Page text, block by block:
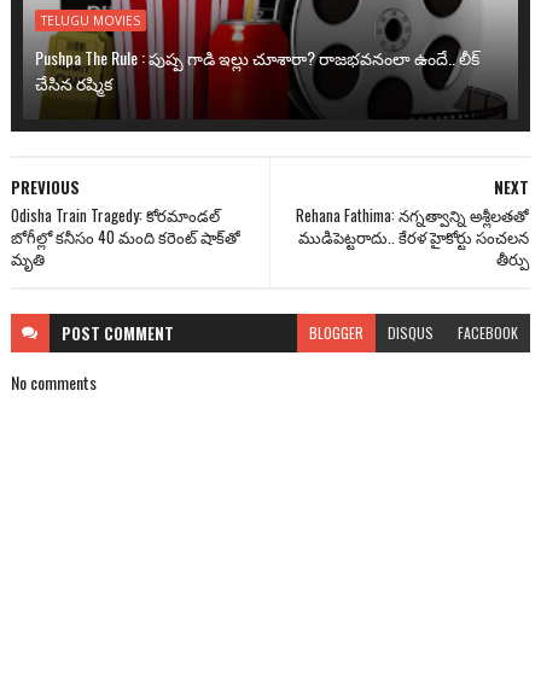
TELUGU MOVIES
Pushpa The Rule : పుష్ప గాడి ఇల్లు చూశారా? రాజభవనంలా ఉందే.. లీక్
చేసిన రష్మిక
NEXT
Rehana Fathima: నగ్నత్వాన్ని అశ్లీలతతో
ముడిపెట్టరాదు.. కేరళ హైకోర్టు సంచలన
తీర్పు
PREVIOUS
Odisha Train Tragedy: కోరమాండల్
బోగీల్లో కనీసం 40 మంది కరెంట్ షాక్‌తో
మృతి
POST COMMENT BLOGGER DISQUS FACEBOOK
No comments